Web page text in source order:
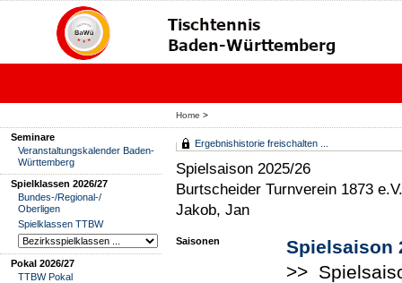
Home >
Seminare
Veranstaltungskalender Baden-
Württemberg
Spielklassen 2026/27
Bundes-/Regional-/
Oberligen
Spielklassen TTBW
Pokal 2026/27
TTBW Pokal
Ergebnishistorie freischalten ...
Spielsaison 2025/26
Burtscheider Turnverein 1873
Jakob, Jan
Saisonen
Spielsaison
>>